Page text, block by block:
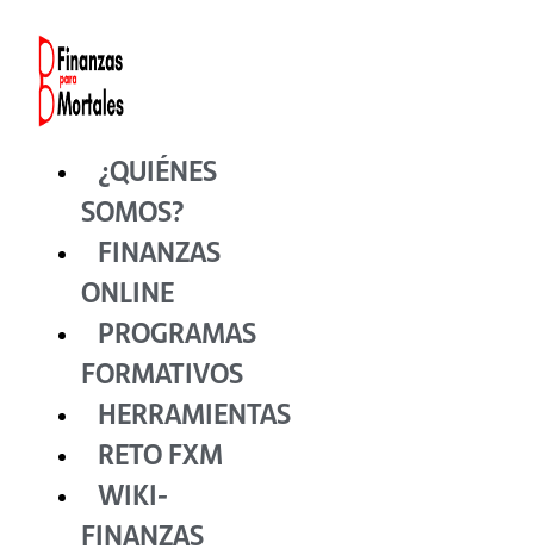
contenido
¿QUIÉNES
SOMOS?
FINANZAS
ONLINE
PROGRAMAS
FORMATIVOS
HERRAMIENTAS
RETO FXM
WIKI-
FINANZAS